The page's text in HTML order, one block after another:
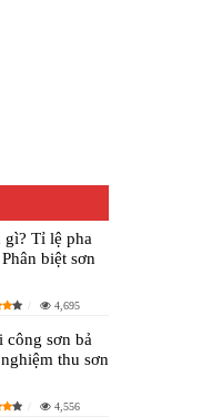
gì? Tỉ lệ pha
biệt sơn
4,695
công sơn bả
thu sơn
4,556